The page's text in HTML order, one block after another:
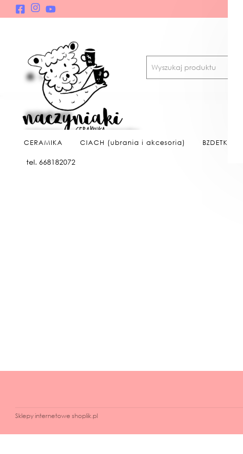
CERAMIKA CIACH (ubrania i akcesoria) BZDETKI
KONTAKT
KONTAKT
Instagram: naczyniaki_ceramika
mail:naczyniaki.ceramika@gmail.com
tel. 668182072
Sklepy internetowe shoplik.pl